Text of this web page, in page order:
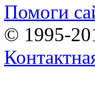
Помоги
© 1995-